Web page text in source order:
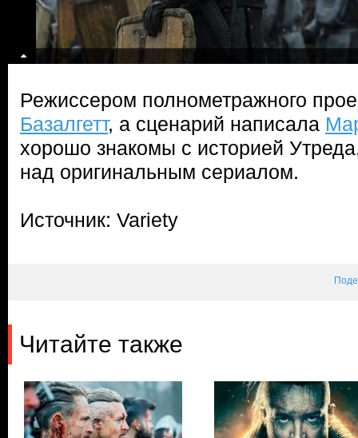
Режиссером полнометражного
Базалгетт, а сценарий написала
хорошо знакомы с историей
над оригинальным сериалом.
Источник: Variety
Читайте также